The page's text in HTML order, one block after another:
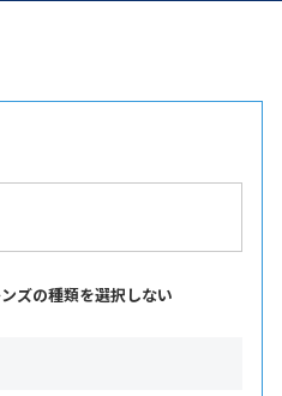
ズの種類を選択しない